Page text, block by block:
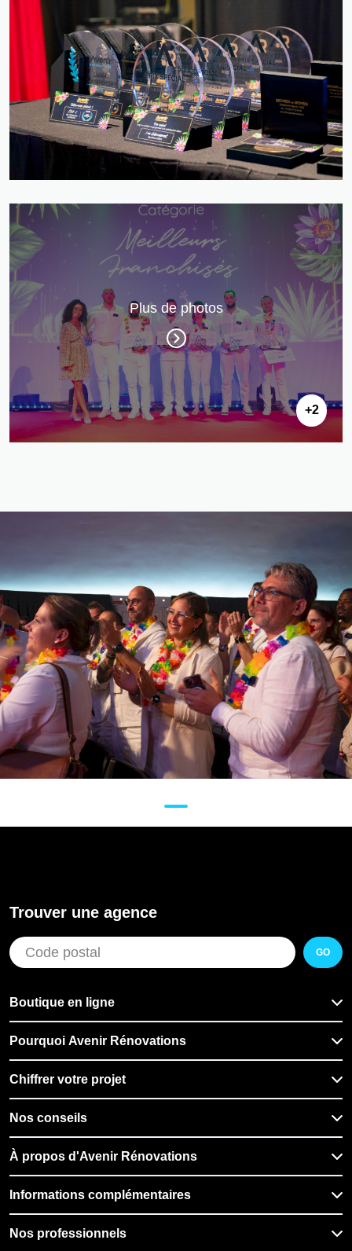
Plus de photos
+2
Trouver une agence
GO
Boutique en ligne
Pourquoi Avenir Rénovations
Chiffrer votre projet
Nos conseils
À propos d'Avenir Rénovations
Informations complémentaires
Nos professionnels